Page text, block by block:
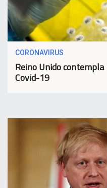
CORONAVIRUS
Reino Unido
Covid-19